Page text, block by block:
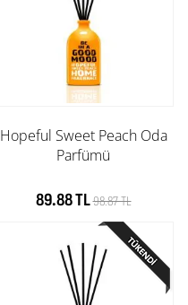
Hopeful Sweet Peach Oda
Parfümü
89.88 TL98.87 TL